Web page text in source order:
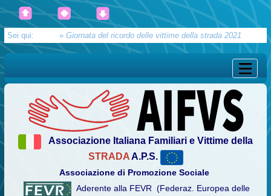
Sei qui: » Giornata del ricordo delle vittime della strada 2021
Associazione Italiana Familiari e Vittime della
STRADAA.P.S.
Associazione di Promozione Sociale
Aderente alla FEVR (Federaz. Europea delle